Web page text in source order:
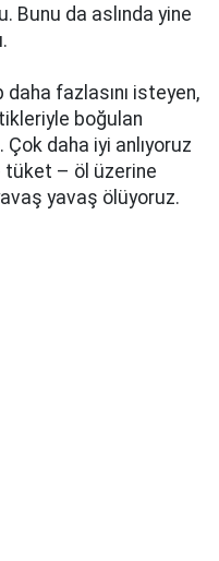
Bunu da aslında yine
fazlasını isteyen,
boğulan
daha iyi anlıyoruz
tüket – öl üzerine
yavaş ölüyoruz.